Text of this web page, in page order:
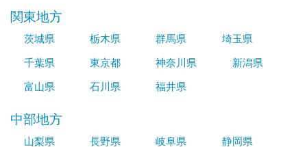
関東地方
茨城県 栃木県 群馬県
埼玉県
千葉県
東京都 神奈川県
新潟県
富山県
石川県 福井県
中部地方
山梨県 長野県 岐阜県
静岡県